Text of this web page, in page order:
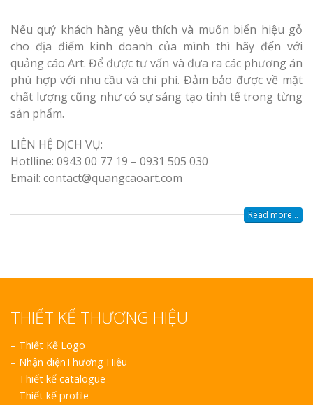
Nếu quý khách hàng yêu thích và muốn biển hiệu gỗ
cho địa điểm kinh doanh của mình thì hãy đến với
quảng cáo Art. Để được tư vấn và đưa ra các phương án
phù hợp với nhu cầu và chi phí. Đảm bảo được về mặt
chất lượng cũng như có sự sáng tạo tinh tế trong từng
sản phẩm.
LIÊN HỆ DỊCH VỤ:
Hotlline: 0943 00 77 19 – 0931 505 030
Email: contact@quangcaoart.com
Read more...
THIẾT KẾ THƯƠNG HIỆU
– Thiết Kế Logo
– Nhận diệnThương Hiệu
– Thiết kế catalogue
– Thiết kế profile